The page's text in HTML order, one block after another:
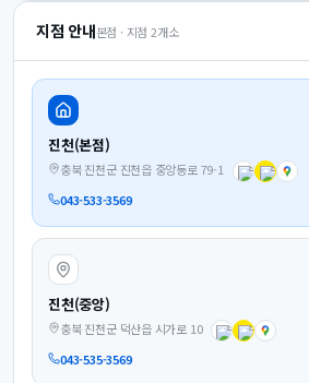
지점 안내본점 · 지점 2개소
진천(본점)
충북 진천군 진천읍 중앙동로 79-1
043-533-3569
진천(중앙)
충북 진천군 덕산읍 시가로 10
043-535-3569